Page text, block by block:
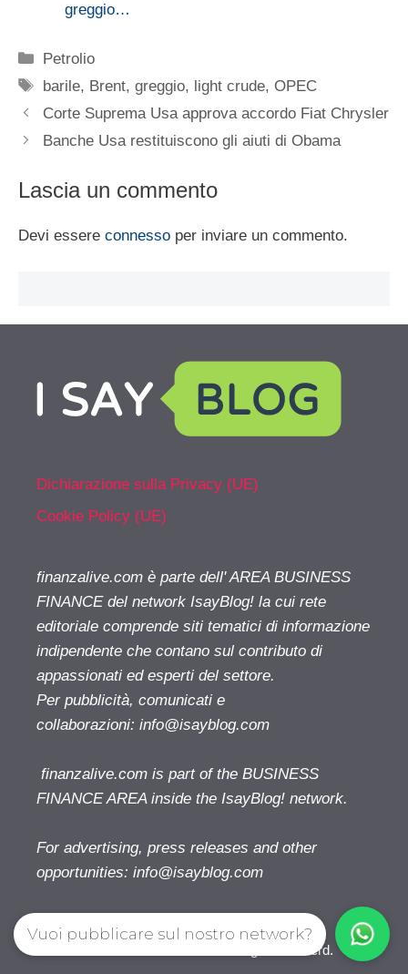
greggio…
Categorie
Petrolio
Tag
barile, Brent,greggio, light crude,OPEC
Corte Suprema Usa approva accordo Fiat Chrysler
Banche Usa restituiscono gli aiuti di Obama
Lascia un commento
Devi essere connesso per inviare un commento.
Dichiarazione sulla Privacy (UE)
Cookie Policy (UE)
finanzalive.com è parte dell' AREA BUSINESS
FINANCE del network IsayBlog! la cui rete
editoriale comprende siti tematici di informazione
indipendente che contano sul contributo di
appassionati ed esperti del settore.
Per pubblicità, comunicati e
collaborazioni: info@isayblog.com
finanzalive.com is part of the BUSINESS
FINANCE AREA inside the IsayBlog! network.
For advertising, press releases and other
opportunities: info@isayblog.com
Finanzalive.com © 2026. All right reserverd.
Vuoi pubblicare sul nostro network?